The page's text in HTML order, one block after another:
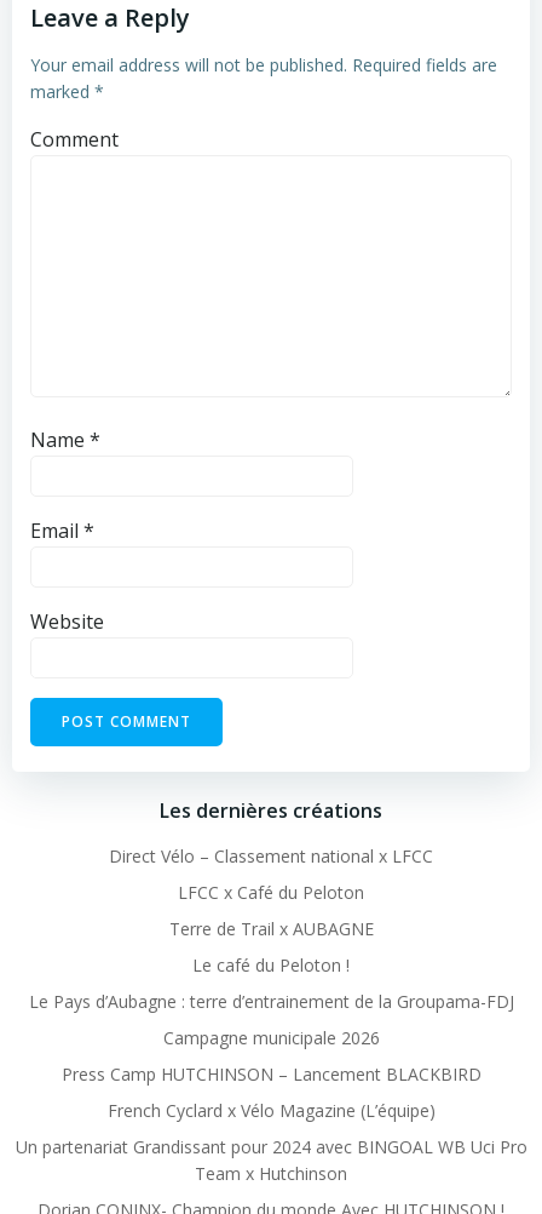
Leave a Reply
Your email address will not be published. Required fields are
marked *
Comment
Name *
Email *
Website
Les dernières créations
Direct Vélo – Classement national x LFCC
LFCC x Café du Peloton
Terre de Trail x AUBAGNE
Le café du Peloton !
Le Pays d’Aubagne : terre d’entrainement de la Groupama-FDJ
Campagne municipale 2026
Press Camp HUTCHINSON – Lancement BLACKBIRD
French Cyclard x Vélo Magazine (L’équipe)
Un partenariat Grandissant pour 2024 avec BINGOAL WB Uci Pro
Team x Hutchinson